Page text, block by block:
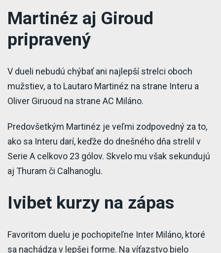
Martinéz aj Giroud
pripravený
V dueli nebudú chýbať ani najlepší strelci oboch
mužstiev, a to Lautaro Martinéz na strane Interu a
Oliver Giruoud na strane AC Miláno.
Predovšetkým Martinéz je veľmi zodpovedný za to,
ako sa Interu darí, keďže do dnešného dňa strelil v
Serie A celkovo 23 gólov. Skvelo mu však sekundujú
aj Thuram či Calhanoglu.
Ivibet kurzy na zápas
Favoritom duelu je pochopiteľne Inter Miláno, ktoré
sa nachádza v lepšej forme. Na víťazstvo bielo